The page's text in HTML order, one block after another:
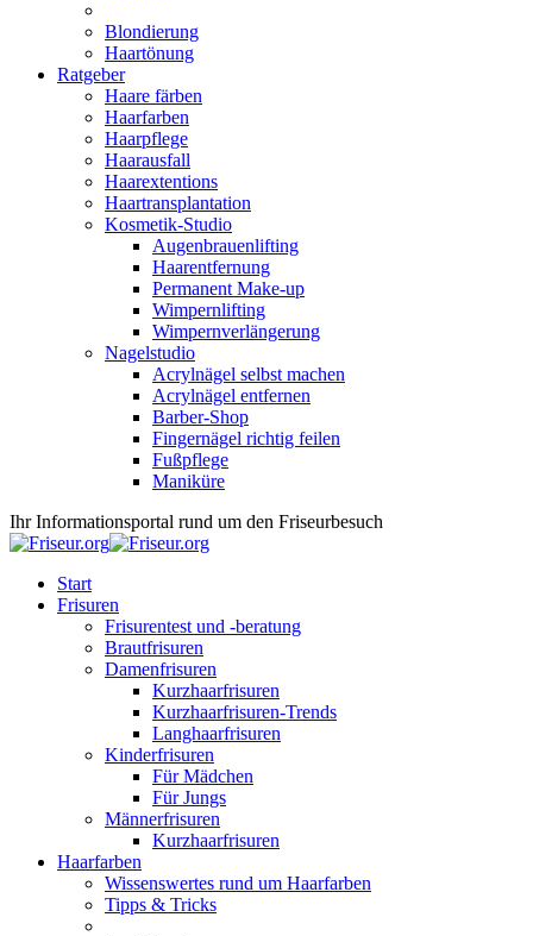
Blondierung
Haartönung
Ratgeber
Haare färben
Haarfarben
Haarpflege
Haarausfall
Haarextentions
Haartransplantation
Kosmetik-Studio
Augenbrauenlifting
Haarentfernung
Permanent Make-up
Wimpernlifting
Wimpernverlängerung
Nagelstudio
Acrylnägel selbst machen
Acrylnägel entfernen
Barber-Shop
Fingernägel richtig feilen
Fußpflege
Maniküre
Ihr Informationsportal rund um den Friseurbesuch
Start
Frisuren
Frisurentest und -beratung
Brautfrisuren
Damenfrisuren
Kurzhaarfrisuren
Kurzhaarfrisuren-Trends
Langhaarfrisuren
Kinderfrisuren
Für Mädchen
Für Jungs
Männerfrisuren
Kurzhaarfrisuren
Haarfarben
Wissenswertes rund um Haarfarben
Tipps & Tricks